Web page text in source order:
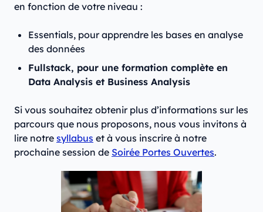
en fonction de votre niveau :
Essentials, pour apprendre les bases en analyse
des données
Fullstack, pour une formation complète en
Data Analysis et Business Analysis
Si vous souhaitez obtenir plus d’informations sur les
parcours que nous proposons, nous vous invitons à
lire notre syllabus et à vous inscrire à notre
prochaine session de Soirée Portes Ouvertes.